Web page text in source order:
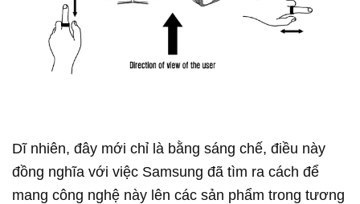
Dĩ nhiên, đây mới chỉ là bằng sáng chế, điều này
đồng nghĩa với việc Samsung đã tìm ra cách để
mang công nghệ này lên các sản phẩm trong tương